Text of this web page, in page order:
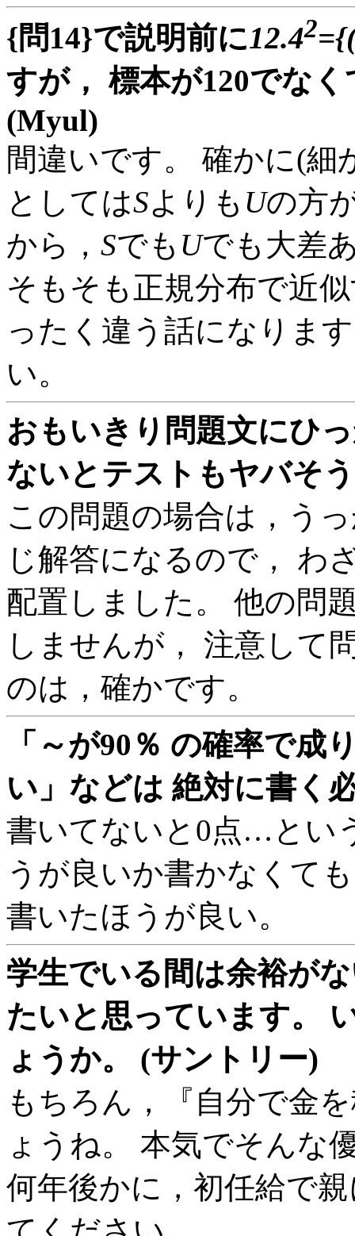
{問14}で説明前に12.42
すが， 標本が120でな
(Myul)
間違いです。 確かに(
としてはSよりも Uの方
から， Sでも Uでも大差
そもそも正規分布で近
ったく違う話になりま
い。
おもいきり問題文にひ
ないとテストもヤバそ
この問題の場合は，う
じ解答になるので， わ
配置しました。 他の問
しませんが， 注意して
のは，確かです。
「～が90％ の確率で成
い」などは 絶対に書く
書いてないと0点…とい
うが良いか書かなくて
書いたほうが良い。
学生でいる間は余裕が
たいと思っています。
ょうか。 (サントリー)
もちろん，『自分で金
ょうね。 本気でそんな
何年後かに，初任給で